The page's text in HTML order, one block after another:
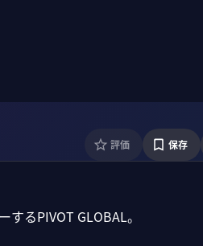
評価 保存
るPIVOT GLOBAL。